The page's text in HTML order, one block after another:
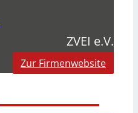
ZVEI e.V.
Zur Firmenwebsite